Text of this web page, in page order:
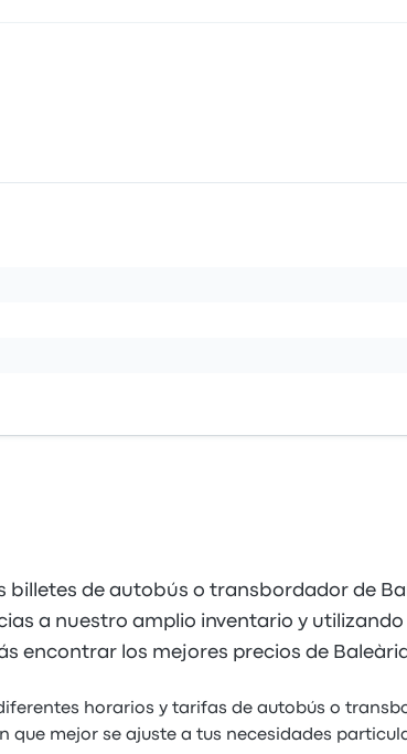
billetes de autobús o transbordador de
a nuestro amplio inventario y
encontrar los mejores precios de
horarios y tarifas de autobús o
que mejor se ajuste a tus necesidades